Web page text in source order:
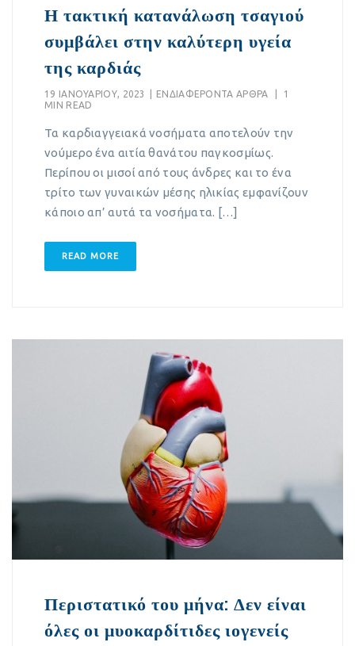
Η τακτική κατανάλωση τσαγιού
συμβάλει στην καλύτερη υγεία
της καρδιάς
19 ΙΑΝΟΥΑΡΊΟΥ, 2023 EΝΔΙΑΦΈΡΟΝΤΑ ΆΡΘΡΑ
1
MIN READ
Τα καρδιαγγειακά νοσήματα αποτελούν την
νούμερο ένα αιτία θανάτου παγκοσμίως.
Περίπου οι μισοί από τους άνδρες και το ένα
τρίτο των γυναικών μέσης ηλικίας εμφανίζουν
κάποιο απ’ αυτά τα νοσήματα. […]
READ MORE
Περιστατικό του μήνα: Δεν είναι
όλες οι μυοκαρδίτιδες ιογενείς